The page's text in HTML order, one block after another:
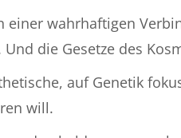
wahrhaftigen
die Gesetze des
auf Genetik
will.